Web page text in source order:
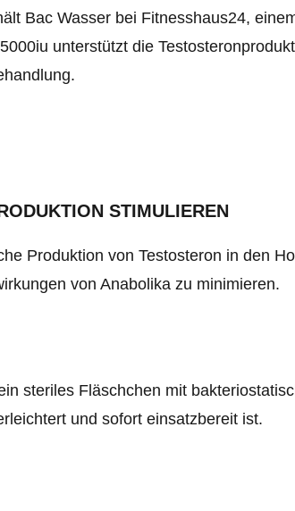
Bac Wasser bei Fitnesshaus24,
unterstützt die
STIMULIEREN
Produktion von Testosteron in den
von Anabolika zu minimieren.
steriles Fläschchen mit
und sofort einsatzbereit ist.